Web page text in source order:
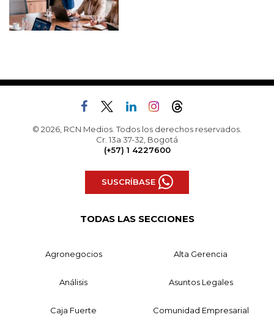
© 2026, RCN Medios. Todos los derechos reservados.
Cr. 13a 37-32, Bogotá
(+57) 1 4227600
SUSCRÍBASE
TODAS LAS SECCIONES
Agronegocios Alta Gerencia
Análisis Asuntos Legales
Caja Fuerte Comunidad Empresarial